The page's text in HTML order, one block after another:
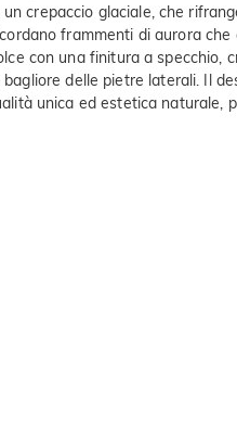
crepaccio glaciale, che
frammenti di aurora
con una finitura a specchio,
delle pietre laterali. Il
unica ed estetica naturale,